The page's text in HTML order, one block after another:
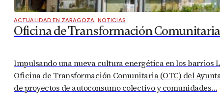
ACTUALIDAD EN ZARAGOZA, NOTICIAS
Oficina de Transformación Comunitaria
Impulsando una nueva cultura energética en los barrios
Oficina de Transformación Comunitaria (OTC) del
de proyectos de autoconsumo colectivo y comunidades…